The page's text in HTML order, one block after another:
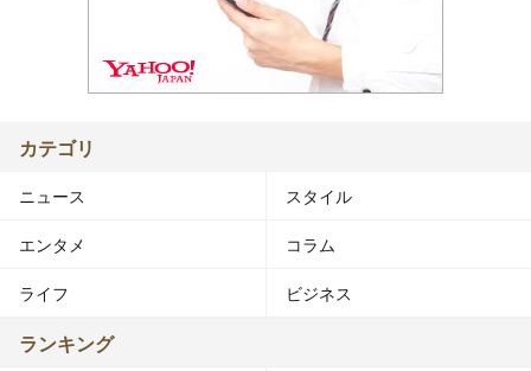
カテゴリ
ニュース スタイル
エンタメ コラム
ライフ ビジネス
ランキング